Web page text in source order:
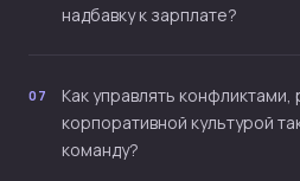
надбавку к зарплате?
07
Как управлять конфликтами,
корпоративной культурой
команду?